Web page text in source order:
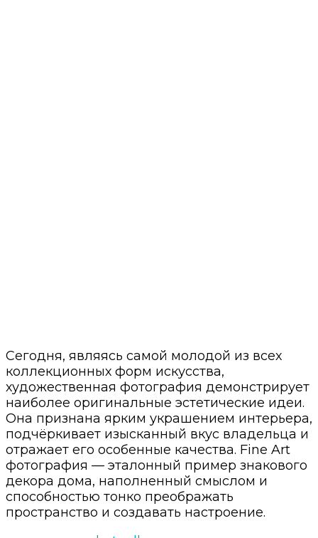
Сегодня, являясь самой молодой из всех
коллекционных форм искусства,
художественная фотография демонстрирует
наиболее оригинальные эстетические идеи.
Она признана ярким украшением интерьера,
подчёркивает изысканный вкус владельца и
отражает его особенные качества. Fine Art
фотография — эталонный пример знакового
декора дома, наполненный смыслом и
способностью тонко преображать
пространство и создавать настроение.